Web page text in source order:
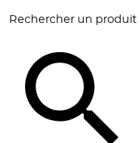
Rechercher un produit
BUREAU